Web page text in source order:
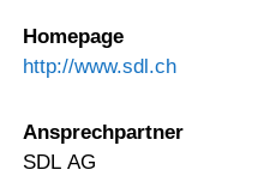
Homepage
http://www.sdl.ch
Ansprechpartner
SDL AG